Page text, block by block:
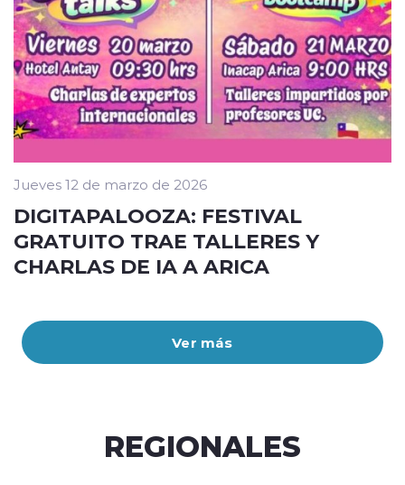
Ver más
Jueves 12 de marzo de 2026
DIGITAPALOOZA: FESTIVAL
GRATUITO TRAE TALLERES Y
CHARLAS DE IA A ARICA
REGIONALES